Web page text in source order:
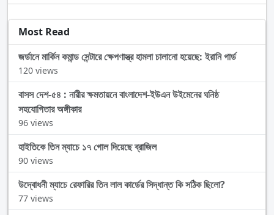
Most Read
জর্ডানে মার্কিন কমান্ড সেন্টারে ক্ষেপণাস্ত্র হামলা চালানো হয়েছে: ইরানি গার্ড
120 views
বাসস দেশ-৫৪ : নারীর ক্ষমতায়নে বাংলাদেশ-ইউএন উইমেনের ঘনিষ্ঠ
সহযোগিতার অঙ্গীকার
96 views
হাইতিকে তিন ম্যাচে ১৭ গোল দিয়েছে ব্রাজিল
90 views
উদ্বোধনী ম্যাচে রেফারির তিন লাল কার্ডের সিদ্ধান্ত কি সঠিক ছিলো?
77 views